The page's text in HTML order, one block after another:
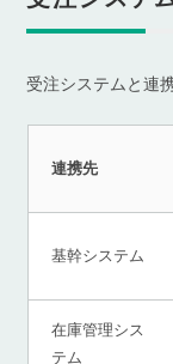
受注システムと連
連携先
基幹システム
在庫管理シス
テム